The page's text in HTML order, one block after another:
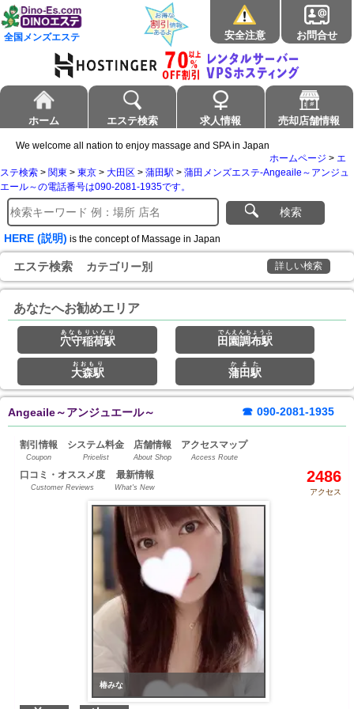
全国メンズエステ 安全注意 お問合せ
ホーム エステ検索 求人情報 売却店舗情報
We welcome all nation to enjoy massage and SPA in Japan
ホームページ > エ
ステ検索 > 関東 > 東京 > 大田区 > 蒲田駅 > 蒲田メンズエステ-Angeaile～アンジュ
エール～の電話番号は090-2081-1935です。
検索
HERE (説明) is the concept of Massage in Japan
エステ検索 カテゴリー別 詳しい検索
あなたへお勧めエリア
穴守稲荷駅
あなもりいなり
田園調布駅
でんえんちょうふ
大森駅
おおもり
蒲田駅
かまた
Angeaile～アンジュエール～ ☎ 090-2081-1935
割引情報
Coupon
システム料金
Pricelist
店舗情報
About Shop
アクセスマップ
Access Route
口コミ・オススメ度
Customer Reviews
最新情報
What's New
2486
アクセス
椿みな